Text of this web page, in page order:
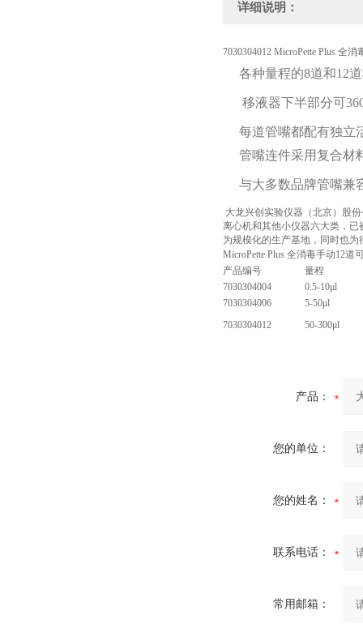
详细说明：
7030304012 MicroPette Plus 全
各种量程的8道和12
移液器下半部分可
每道管嘴都配有独立
管嘴连件采用复合材
与大多数品牌管嘴兼
大龙兴创实验仪器（北京）股
离心机和其他小仪器六大类，
为规模化的生产基地，同时也
MicroPette Plus 全消毒手动12道
产品编号
量程
7030304004
0.5-10μl
7030304006
5-50μl
7030304012
50-300μl
产品：
您的单位：
您的姓名：
联系电话：
常用邮箱：